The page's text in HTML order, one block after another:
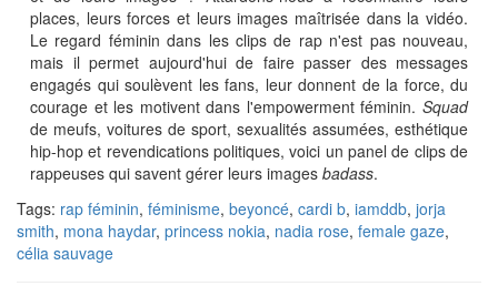
places, leurs forces et leurs images maîtrisée dans la vidéo.
Le regard féminin dans les clips de rap n'est pas nouveau,
mais il permet aujourd'hui de faire passer des messages
engagés qui soulèvent les fans, leur donnent de la force, du
courage et les motivent dans l'empowerment féminin. Squad
de meufs, voitures de sport, sexualités assumées, esthétique
hip-hop et revendications politiques, voici un panel de clips de
rappeuses qui savent gérer leurs images badass.
Tags: rap féminin, féminisme, beyoncé, cardi b, iamddb, jorja
smith, mona haydar, princess nokia, nadia rose, female gaze,
célia sauvage